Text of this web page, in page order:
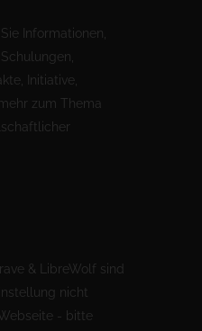
Informationen,
Initiative,
zum Thema
& LibreWolf sind
nicht
- bitte